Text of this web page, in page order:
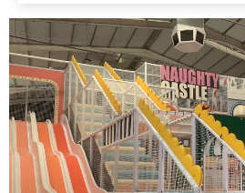
généreuse de 1 100 mètres
rapidement gagné en
familles à la recherche d'une
et immersive.